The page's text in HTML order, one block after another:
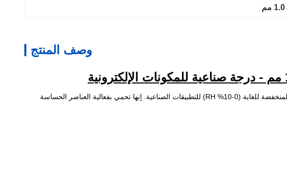
وصف المنتج
تم تصميم هذه الخزانة الجافة الإلكترونية ذات الباب الواحد بهيكل فولاذي سميك 1.0 مم، وهي متخصصة في التحكم في الرطوبة المنخفضة للغاية (0-10% RH) للتطبيقات الصناعية. إنها تحمي بفعالية العناصر الحساسة